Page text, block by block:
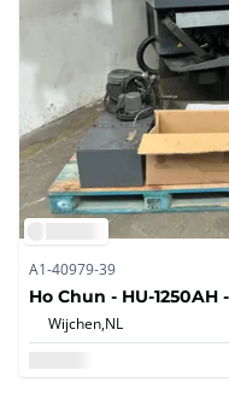
A1-40979-39
Ho Chun - HU-
Wijchen,NL